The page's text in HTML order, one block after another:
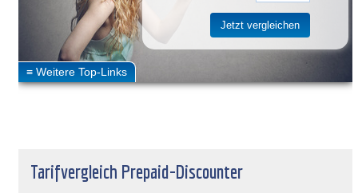
Tarifvergleich Prepaid-Discounter